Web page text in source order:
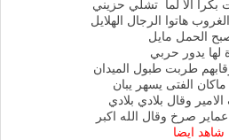
بكرا الا لما تشلي حزيني
هاتوا الرجال الهلايل
الحمل مايل
لها يدور حربي
طربت طبول الميدان
ماكان الفتى يسهر يبان
وقال بلادي بلادي
صرخ وقال الله اكبر
شاهد ايضا